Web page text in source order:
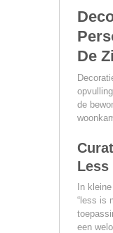
De
de
Less
In
“less is
een